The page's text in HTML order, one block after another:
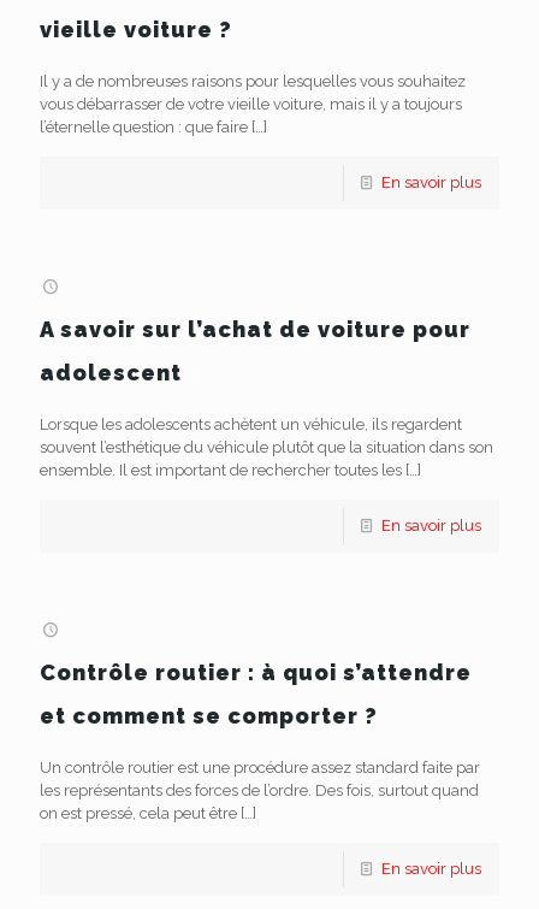
vieille voiture ?
Il y a de nombreuses raisons pour lesquelles vous souhaitez
vous débarrasser de votre vieille voiture, mais il y a toujours
l’éternelle question : que faire […]
En savoir plus
A savoir sur l’achat de voiture pour
adolescent
Lorsque les adolescents achètent un véhicule, ils regardent
souvent l’esthétique du véhicule plutôt que la situation dans son
ensemble. Il est important de rechercher toutes les […]
En savoir plus
Contrôle routier : à quoi s’attendre
et comment se comporter ?
Un contrôle routier est une procédure assez standard faite par
les représentants des forces de l’ordre. Des fois, surtout quand
on est pressé, cela peut être […]
En savoir plus